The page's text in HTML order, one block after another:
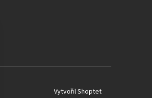
Vytvořil Shoptet